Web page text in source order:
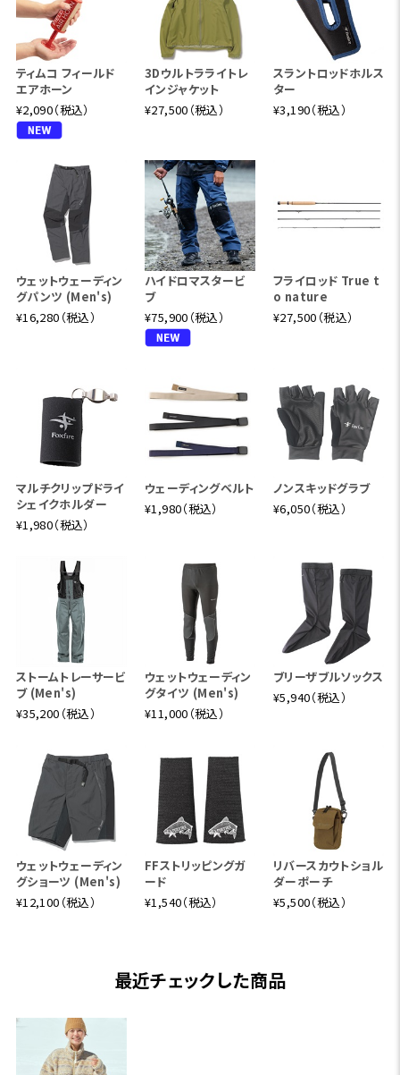
ティムコ フィールド
エアホーン
¥2,090（税込）
3Dウルトラライトレ
インジャケット
¥27,500（税込）
スラントロッドホルス
ター
¥3,190（税込）
ウェットウェーディン
グパンツ (Men's)
¥16,280（税込）
ハイドロマスタービ
ブ
¥75,900（税込）
フライロッド True t
o nature
¥27,500（税込）
マルチクリップドライ
シェイクホルダー
¥1,980（税込）
ウェーディングベルト
¥1,980（税込）
ノンスキッドグラブ
¥6,050（税込）
ストームトレーサービ
ブ (Men's)
¥35,200（税込）
ウェットウェーディン
グタイツ (Men's)
¥11,000（税込）
ブリーザブルソックス
¥5,940（税込）
ウェットウェーディン
グショーツ (Men's)
¥12,100（税込）
FFストリッピングガ
ード
¥1,540（税込）
リバースカウトショル
ダーポーチ
¥5,500（税込）
最近チェックした商品